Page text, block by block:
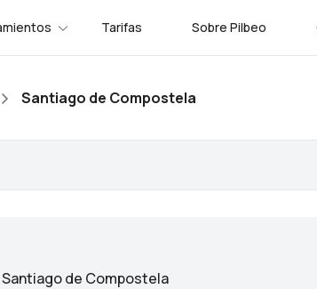
Tarifas Sobre Pilbeo
Santiago de Compostela
Santiago de Compostela